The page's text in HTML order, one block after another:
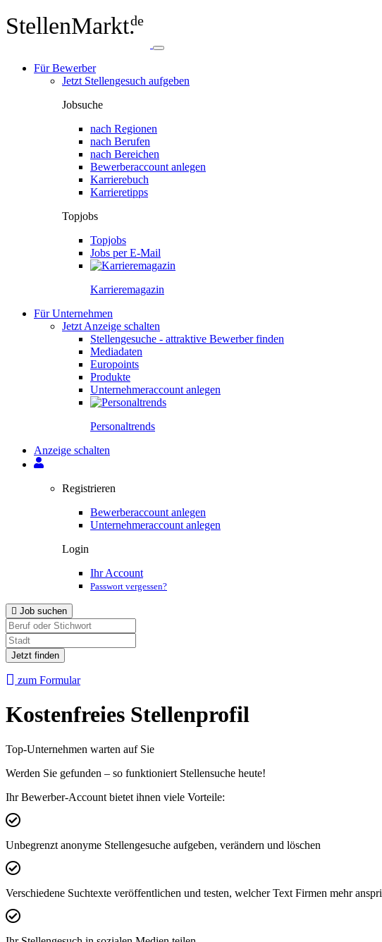
StellenMarkt.de
Für Bewerber
Jetzt Stellengesuch aufgeben
Jobsuche
nach Regionen
nach Berufen
nach Bereichen
Bewerberaccount anlegen
Karrierebuch
Karrieretipps
Topjobs
Topjobs
Jobs per E-Mail
Karriere­magazin
Für Unternehmen
Jetzt Anzeige schalten
Stellengesuche - attraktive Bewerber finden
Mediadaten
Europoints
Produkte
Unternehmeraccount anlegen
Personal­trends
Anzeige schalten
Registrieren
Bewerberaccount anlegen
Unternehmeraccount anlegen
Login
Ihr Account
Passwort vergessen?
Job suchen
Jetzt finden
zum Formular
Kostenfreies Stellenprofil
Top-Unternehmen warten auf Sie
Werden Sie gefunden – so funktioniert Stellensuche heute!
Ihr Bewerber-Account bietet ihnen viele Vorteile:
Unbegrenzt anonyme Stellengesuche aufgeben, verändern und löschen
Verschiedene Suchtexte veröffentlichen und testen, welcher Text Firmen mehr